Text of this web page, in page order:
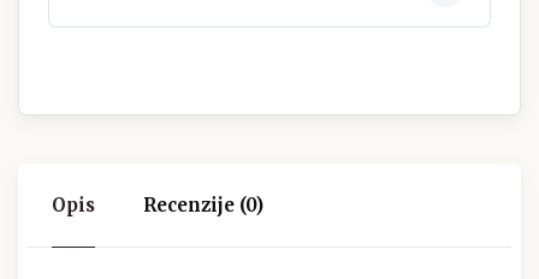
Opis Recenzije (0)